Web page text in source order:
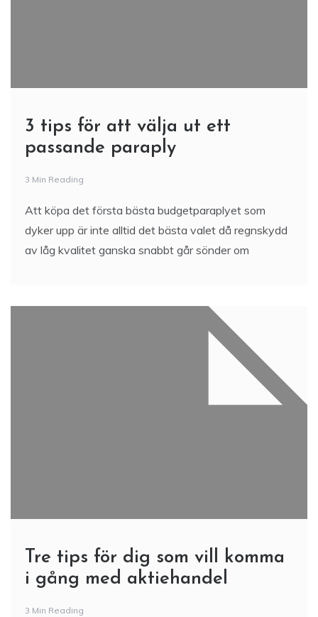
3 tips för att välja ut ett
passande paraply
3 Min Reading
Att köpa det första bästa budgetparaplyet som
dyker upp är inte alltid det bästa valet då regnskydd
av låg kvalitet ganska snabbt går sönder om
Tre tips för dig som vill komma
i gång med aktiehandel
3 Min Reading